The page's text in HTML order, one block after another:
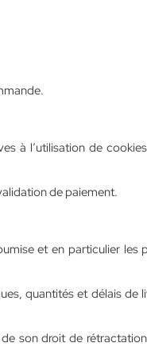
à l’utilisation de
de paiement.
et en particulier les
quantités et délais de
son droit de